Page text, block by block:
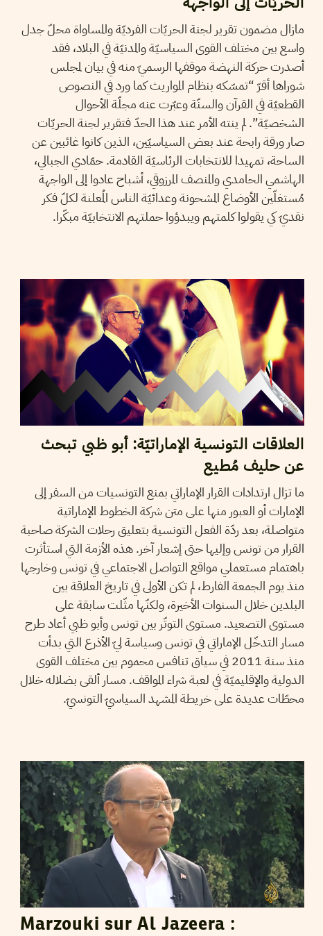
مازال مضمون تقرير لجنة الحريّات الفرديّة والمساواة محلّ جدل
واسع بين مختلف القوى السياسيّة والمدنيّة في البلاد، فقد
أصدرت حركة النهضة موقفها الرسميّ منه في بيان لمجلس
شوراها أقرّ “تمسّكه بنظام المواريث كما ورد في النصوص
القطعيّة في القرآن والسنّة وعبّرت عنه مجلّة الأحوال
الشخصيّة”. لم ينته الأمر عند هذا الحدّ فتقرير لجنة الحريّات
صار ورقة رابحة عند بعض السياسيّين، الذين كانوا غائبين عن
الساحة، تمهيدا للانتخابات الرئاسيّة القادمة. حمّادي الجبالي،
الهاشمي الحامدي والمنصف المرزوقي، أشباح عادوا إلى الواجهة
مُستغلّين الأوضاع المشحونة وعدائيّة الناس المُعلنة لكلّ فكر
نقديّ كي يقولوا كلمتهم ويبدؤوا حملتهم الانتخابيّة مبكّرا.
العلاقات التونسية الإماراتيّة: أبو ظبي تبحث
عن حليف مُطيع
ما تزال ارتدادات القرار الإماراتي بمنع التونسيات من السفر إلى
الإمارات أو العبور منها على متن شركة الخطوط الإماراتية
متواصلة، بعد ردّة الفعل التونسية بتعليق رحلات الشركة صاحبة
القرار من تونس وإليها حتى إشعار آخر. هذه الأزمة التي استأثرت
باهتمام مستعملي مواقع التواصل الاجتماعي في تونس وخارجها
منذ يوم الجمعة الفارط، لم تكن الأولى في تاريخ العلاقة بين
البلدين خلال السنوات الأخيرة، ولكنّها مثّلت سابقة على
مستوى التصعيد. مستوى التوتّر بين تونس وأبو ظبي أعاد طرح
مسار التدخّل الإماراتي في تونس وسياسة ليّ الأذرع التي بدأت
منذ سنة 2011 في سياق تنافس محموم بين مختلف القوى
الدولية والإقليميّة في لعبة شراء المواقف. مسار ألقى بضلاله خلال
محطّات عديدة على خريطة المشهد السياسيّ التونسيّ.
Marzouki sur Al Jazeera :